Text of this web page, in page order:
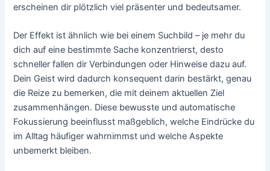
erscheinen dir plötzlich viel präsenter und bedeutsamer.
Der Effekt ist ähnlich wie bei einem Suchbild – je mehr du
dich auf eine bestimmte Sache konzentrierst, desto
schneller fallen dir Verbindungen oder Hinweise dazu auf.
Dein Geist wird dadurch konsequent darin bestärkt, genau
die Reize zu bemerken, die mit deinem aktuellen Ziel
zusammenhängen. Diese bewusste und automatische
Fokussierung beeinflusst maßgeblich, welche Eindrücke du
im Alltag häufiger wahrnimmst und welche Aspekte
unbemerkt bleiben.